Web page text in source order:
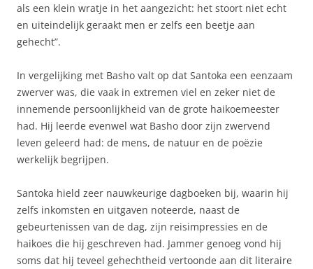
als een klein wratje in het aangezicht: het stoort niet echt
en uiteindelijk geraakt men er zelfs een beetje aan
gehecht”.
In vergelijking met Basho valt op dat Santoka een eenzaam
zwerver was, die vaak in extremen viel en zeker niet de
innemende persoonlijkheid van de grote haikoemeester
had. Hij leerde evenwel wat Basho door zijn zwervend
leven geleerd had: de mens, de natuur en de poëzie
werkelijk begrijpen.
Santoka hield zeer nauwkeurige dagboeken bij, waarin hij
zelfs inkomsten en uitgaven noteerde, naast de
gebeurtenissen van de dag, zijn reisimpressies en de
haikoes die hij geschreven had. Jammer genoeg vond hij
soms dat hij teveel gehechtheid vertoonde aan dit literaire